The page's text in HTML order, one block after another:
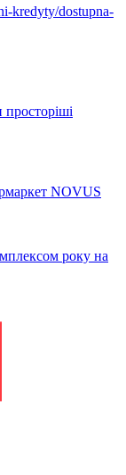
kredyty/dostupna-
NOVUS
року на